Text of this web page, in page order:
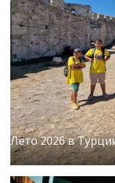
Лето 2026 в